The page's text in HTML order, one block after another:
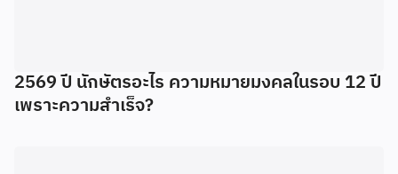
2569 ปี นักษัตรอะไร ความหมายมงคลในรอบ 12 ปี
เพราะความสำเร็จ?